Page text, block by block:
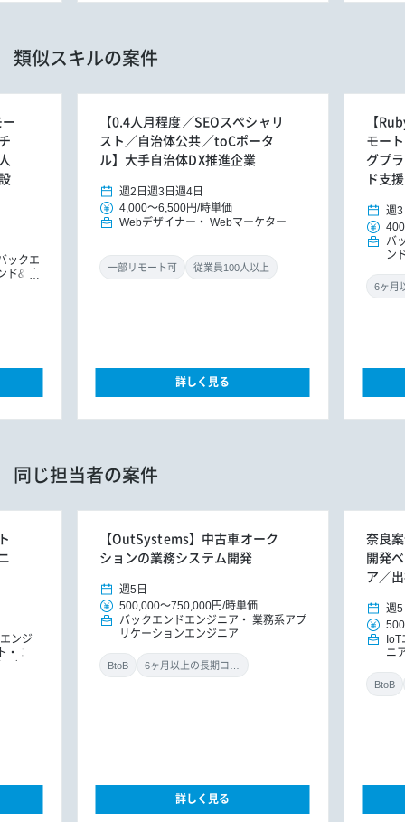
類似スキルの案件
ックエ
ド&バ
【0.4人月程度／SEOスペシャリ
スト／自治体公共／toCポータ
ル】大手自治体DX推進企業
週2日 週3日 週4日
4,000～6,500円/時単価
Webデザイナー
Webマーケター
一部リモート可 従業員100人以上
詳しく見る
【
モー
グプ
ド支援
週3
バ
ン
同じ担当者の案件
ンジ
エ
【OutSystems】中古車オーク
ションの業務システム開発
週5日
500,000～750,000円/時単価
バックエンドエンジニア
業務系アプ
リケーションエンジニア
BtoB
詳しく見る
奈良
開発
ア／
週5
ニ
BtoB